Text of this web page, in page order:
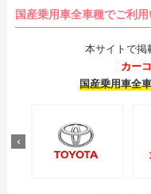
国産乗用車全車種でご利
本サイトで掲
カー
国産乗用車全